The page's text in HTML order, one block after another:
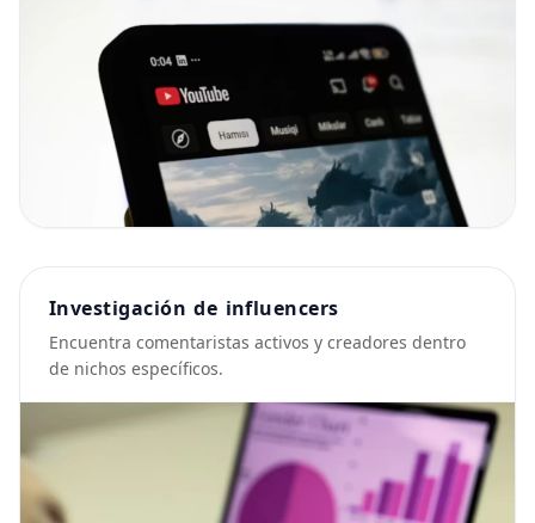
Investigación de influencers
Encuentra comentaristas activos y creadores dentro
de nichos específicos.